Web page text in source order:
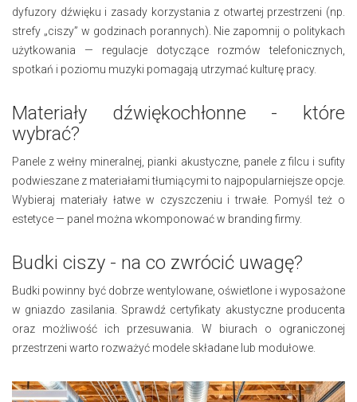
dyfuzory dźwięku i zasady korzystania z otwartej przestrzeni (np.
strefy „ciszy” w godzinach porannych). Nie zapomnij o politykach
użytkowania — regulacje dotyczące rozmów telefonicznych,
spotkań i poziomu muzyki pomagają utrzymać kulturę pracy.
Materiały dźwiękochłonne - które
wybrać?
Panele z wełny mineralnej, pianki akustyczne, panele z filcu i sufity
podwieszane z materiałami tłumiącymi to najpopularniejsze opcje.
Wybieraj materiały łatwe w czyszczeniu i trwałe. Pomyśl też o
estetyce — panel można wkomponować w branding firmy.
Budki ciszy - na co zwrócić uwagę?
Budki powinny być dobrze wentylowane, oświetlone i wyposażone
w gniazdo zasilania. Sprawdź certyfikaty akustyczne producenta
oraz możliwość ich przesuwania. W biurach o ograniczonej
przestrzeni warto rozważyć modele składane lub modułowe.